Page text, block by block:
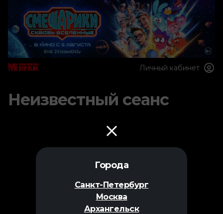
Города
Санкт-Петербург
Москва
Архангельск
Личный кабинет
Неизвестный сеанс